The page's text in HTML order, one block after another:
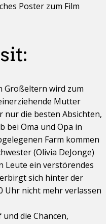
Poster zum Film
Großeltern wird zum
Mutter
nur die besten Absichten,
bei Oma und Opa in
Farm kommen
(Olivia DeJonge)
Leute ein verstörendes
sich hinter der
Uhr nicht mehr verlassen
die Chancen,